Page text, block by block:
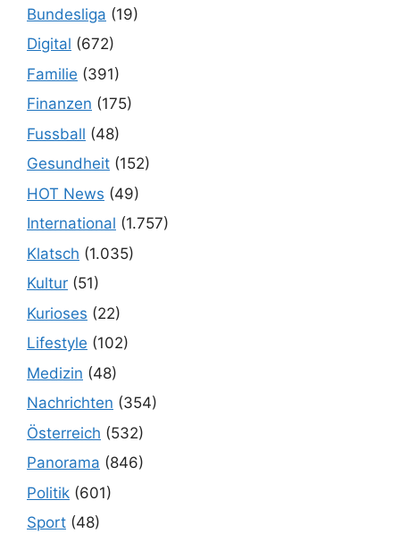
Bundesliga (19)
Digital (672)
Familie (391)
Finanzen (175)
Fussball (48)
Gesundheit (152)
HOT News (49)
International (1.757)
Klatsch (1.035)
Kultur (51)
Kurioses (22)
Lifestyle (102)
Medizin (48)
Nachrichten (354)
Österreich (532)
Panorama (846)
Politik (601)
Sport (48)